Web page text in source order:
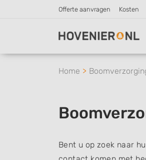
Offerte aanvragen Kosten
Home
Bent u op zoek naar